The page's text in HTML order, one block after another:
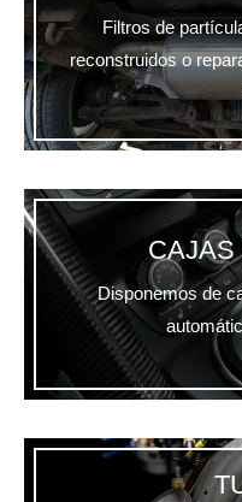
Filtros de
reconstruidos o
CAJAS
Disponemos de